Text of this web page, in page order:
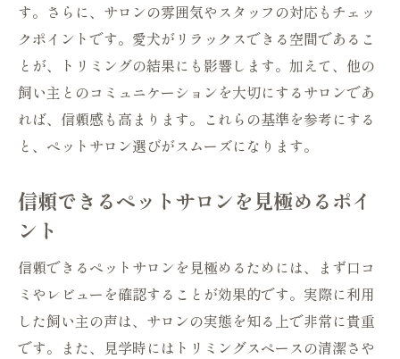
ペットサロンならではの癒し体験
オーダーメイドのケアで愛犬をさらに輝か
せる
大阪のペットサロンで得られる最新の健康情報
犬の健康を守る最前線
性
専門家によるアドバイスで健康維持
食事管理とペットサロンの役割
健康情報のアップデート方法
す。さらに、サロンの雰囲気やスタッフの対応もチェッ
クポイントです。愛犬がリラックスできる空間であるこ
とが、トリミングの結果にも影響します。加えて、他の
飼い主とのコミュニケーションを大切にするサロンであ
れば、信頼感も高まります。これらの基準を参考にする
と、ペットサロン選びがスムーズになります。
信頼できるペットサロンを見極めるポイ
ント
信頼できるペットサロンを見極めるためには、まず口コ
ミやレビューを確認することが効果的です。実際に利用
した飼い主の声は、サロンの実態を知る上で非常に貴重
です。また、見学時にはトリミングスペースの清潔さや